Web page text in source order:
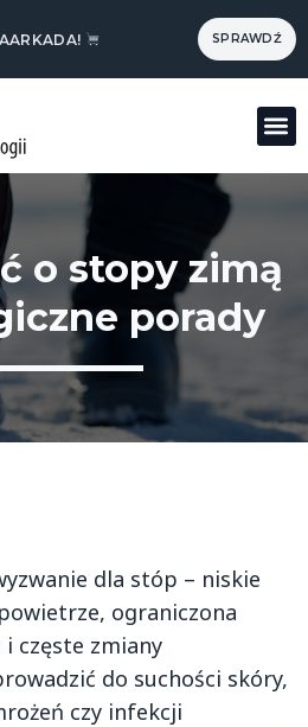
SPRAWDŹ
o stopy zimą
porady
dla stóp – niskie
ograniczona
częste zmiany
do suchości skóry,
czy infekcji